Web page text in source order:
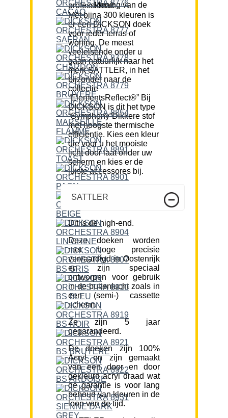
Mening van de professional:
Met bijna 300 kleuren is
er een DICKSON doek
voor ieder terras of
woning. De meest
veeleisende onder u
gaan natuurlijk naar het
merk SATTLER, in het
bijzonder naar de
collectie
“ElementsReflect®” Bij
DICKSON is dit het type
“Symphony”Dikkere stof
met hoogste thermische
efficiëntie. Kies een kleur
die voor u het mooiste
licht door laat onder uw
scherm en kies er de
juiste accessores bij.
SATTLER
Dit is de high-end.
Deze doeken worden
met hoge precisie
vervaardigd in Oostenrijk
en zijn speciaal
ontworpen voor gebruik
in de buitenlucht zoals in
een (semi-) cassette
scherm.
Ze zijn 5 jaar
gegarandeerd.
De doeken zijn 100%
Acryl en zijn gemaakt
van een door en door
gekleurd acryl draad wat
de garantie is voor lang
behoud van kleuren in de
loop van de tijd.